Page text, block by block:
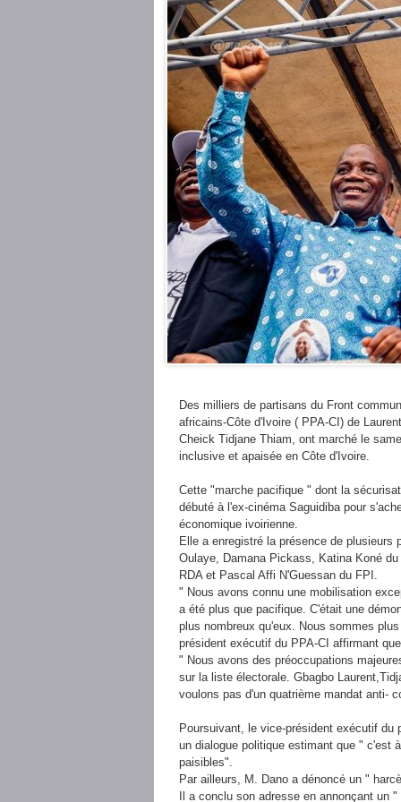
Des milliers de partisans du Front
africains-Côte d'Ivoire ( PPA-CI) de
Cheick Tidjane Thiam, ont marché le
inclusive et apaisée en Côte d'Ivoire.
Cette "marche pacifique " dont la
débuté à l'ex-cinéma Saguidiba pour
économique ivoirienne.
Elle a enregistré la présence de plusieurs
Oulaye, Damana Pickass, Katina Koné
RDA et Pascal Affi N'Guessan du FPI.
" Nous avons connu une mobilisation
a été plus que pacifique. C'était une
plus nombreux qu'eux. Nous sommes
président exécutif du PPA-CI affirmant
" Nous avons des préoccupations
sur la liste électorale. Gbagbo
voulons pas d'un quatrième mandat anti-
Poursuivant, le vice-président exécutif du
un dialogue politique estimant que " c'est
paisibles".
Par ailleurs, M. Dano a dénoncé un "
Il a conclu son adresse en annonçant un